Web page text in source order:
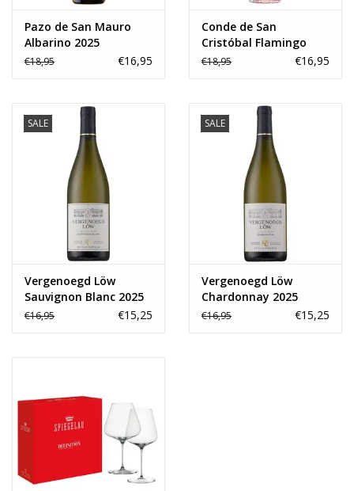
Pazo de San Mauro
Albarino 2025
€18,95 €16,95
Conde de San
Cristóbal Flamingo
Rosé 2025
€18,95 €16,95
SALE
Vergenoegd Löw
Sauvignon Blanc 2025
€16,95 €15,25
SALE
Vergenoegd Löw
Chardonnay 2025
€16,95 €15,25